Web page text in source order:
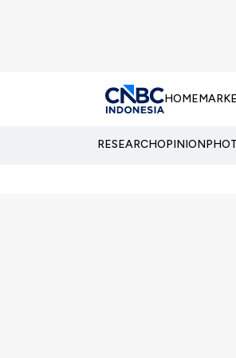
HOME
RESEARCHOPINION